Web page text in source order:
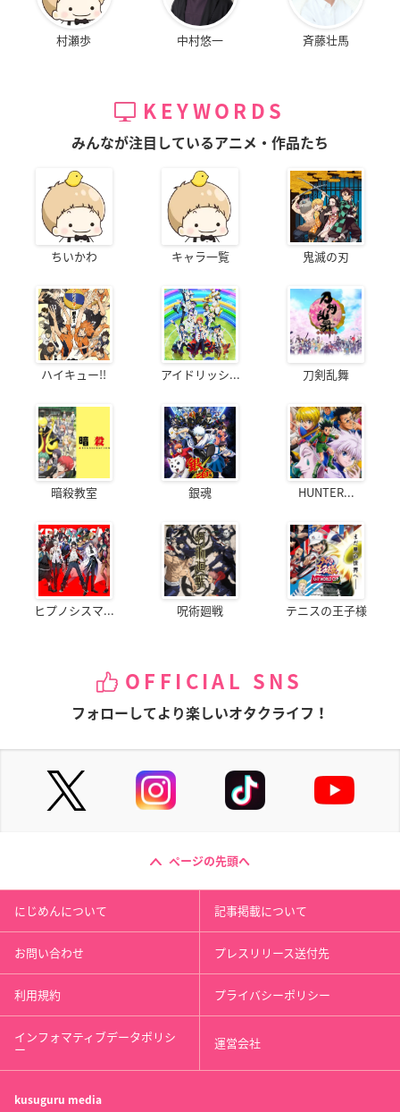
村瀬歩 中村悠一 斉藤壮馬
KEYWORDS
みんなが注目しているアニメ・作品たち
ちいかわ キャラ一覧 鬼滅の刃
ハイキュー!! アイドリッシ... 刀剣乱舞
暗殺教室 銀魂 HUNTER...
ヒプノシスマ... 呪術廻戦 テニスの王子様
OFFICIAL SNS
フォローしてより楽しいオタクライフ！
ページの先頭へ
にじめんについて 記事掲載について
お問い合わせ プレスリリース送付先
利用規約 プライバシーポリシー
インフォマティブデータポリシ
ー 運営会社
kusuguru media